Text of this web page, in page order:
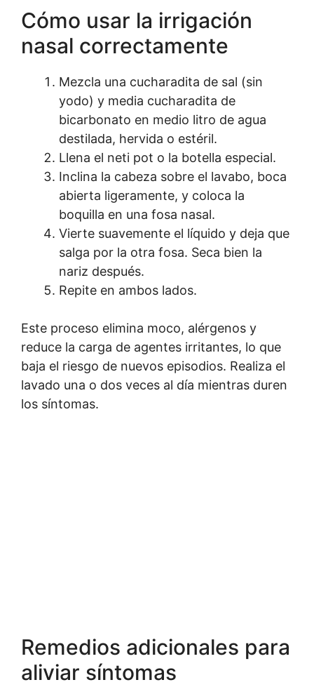
Cómo usar la irrigación
nasal correctamente
Mezcla una cucharadita de sal (sin
yodo) y media cucharadita de
bicarbonato en medio litro de agua
destilada, hervida o estéril.
Llena el neti pot o la botella especial.
Inclina la cabeza sobre el lavabo, boca
abierta ligeramente, y coloca la
boquilla en una fosa nasal.
Vierte suavemente el líquido y deja que
salga por la otra fosa. Seca bien la
nariz después.
Repite en ambos lados.
Este proceso elimina moco, alérgenos y
reduce la carga de agentes irritantes, lo que
baja el riesgo de nuevos episodios. Realiza el
lavado una o dos veces al día mientras duren
los síntomas.
Remedios adicionales para
aliviar síntomas